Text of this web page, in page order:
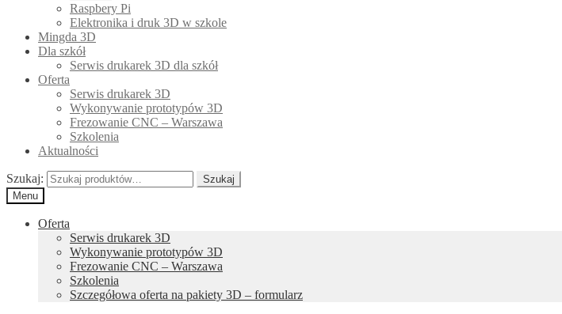
Raspbery Pi
Elektronika i druk 3D w szkole
Mingda 3D
Dla szkół
Serwis drukarek 3D dla szkół
Oferta
Serwis drukarek 3D
Wykonywanie prototypów 3D
Frezowanie CNC – Warszawa
Szkolenia
Aktualności
Szukaj:
Szukaj
Menu
Oferta
Serwis drukarek 3D
Wykonywanie prototypów 3D
Frezowanie CNC – Warszawa
Szkolenia
Szczegółowa oferta na pakiety 3D – formularz